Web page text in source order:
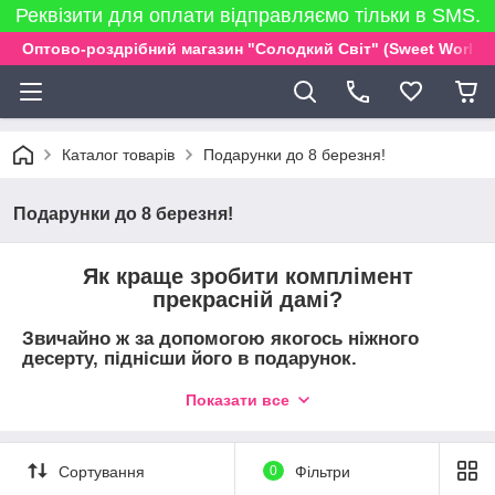
Реквізити для оплати відправляємо тільки в SMS.
Оптово-роздрібний магазин "Солодкий Світ" (Sweet World)
Каталог товарів Подарунки до 8 березня!
Подарунки до 8 березня!
Як краще зробити комплімент
прекрасній дамі?
Звичайно ж за допомогою якогось ніжного
десерту, піднісши його в подарунок.
Такому милому сюрпризу неодмінно зрадіє кожна дівчина.
підготували для наших дорогих покупців величезний вибір
солодощів.
Показати все
Сортування 0 Фільтри